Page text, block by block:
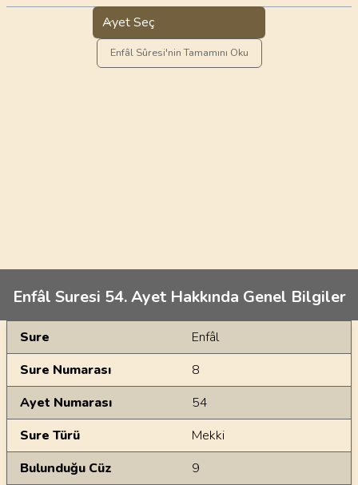
Ayet Seç
Enfâl Sûresi'nin Tamamını Oku
Enfâl Suresi 54. Ayet Hakkında Genel Bilgiler
Genel Bilgiler
Sure
Enfâl
Sure Numarası
8
Ayet Numarası
54
Sure Türü
Mekki
Bulunduğu Cüz
9